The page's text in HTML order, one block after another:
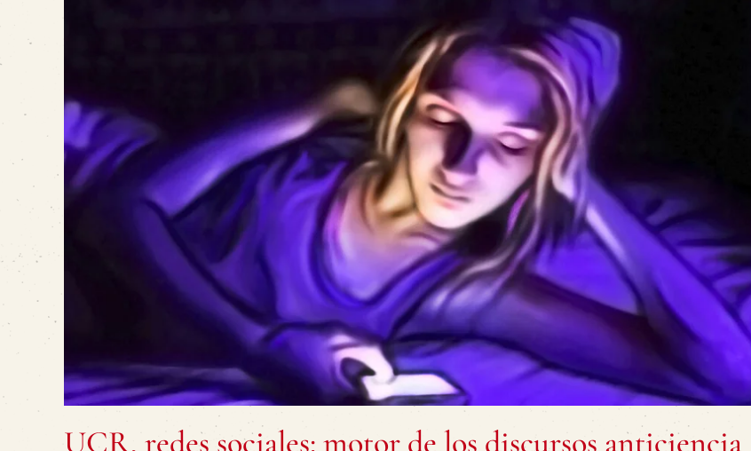
UCR, redes sociales: motor de los discursos anticiencia